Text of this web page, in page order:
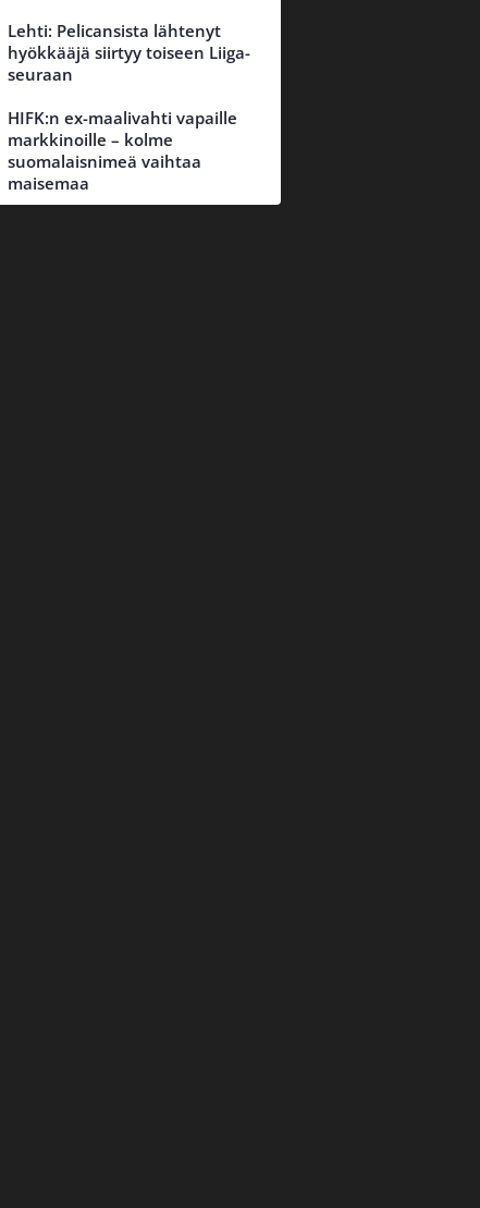
Lehti: Pelicansista lähtenyt
hyökkääjä siirtyy toiseen Liiga-
seuraan
HIFK:n ex-maalivahti vapaille
markkinoille – kolme
suomalaisnimeä vaihtaa
maisemaa